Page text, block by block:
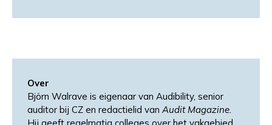
Over
Björn Walrave is eigenaar van Audibility, senior
auditor bij CZ en redactielid van Audit Magazine.